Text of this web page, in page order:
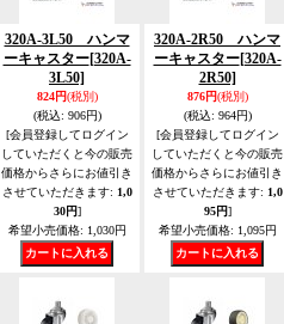
320A-3L50 ハンマ
ーキャスター[320A-
3L50]
824円(税別)
(税込: 906円)
[会員登録してログイン
していただくと今の販売
価格からさらにお値引き
させていただきます: 1,0
30円]
希望小売価格: 1,030円
320A-2R50 ハンマ
ーキャスター[320A-
2R50]
876円(税別)
(税込: 964円)
[会員登録してログイン
していただくと今の販売
価格からさらにお値引き
させていただきます: 1,0
95円]
希望小売価格: 1,095円